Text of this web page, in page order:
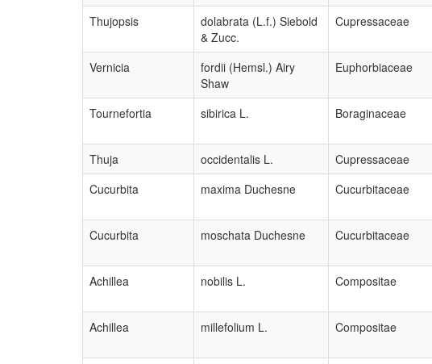
Thujopsis
dolabrata (L.f.) Siebold
& Zucc.
Cupressaceae
Vernicia
fordii (Hemsl.) Airy
Shaw
Euphorbiaceae
Tournefortia sibirica L. Boraginaceae
Thuja occidentalis L. Cupressaceae
Cucurbita
maxima Duchesne Cucurbitaceae
Cucurbita moschata Duchesne Cucurbitaceae
Achillea nobilis L. Compositae
Achillea millefolium L. Compositae